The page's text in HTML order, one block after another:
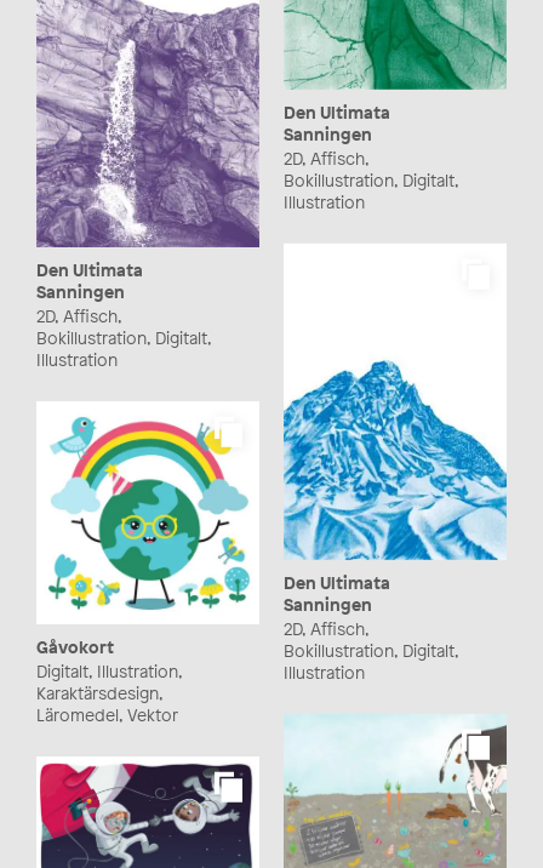
Den Ultimata
Sanningen
2D, Affisch,
Bokillustration, Digitalt,
Illustration
Den Ultimata
Sanningen
2D, Affisch,
Bokillustration, Digitalt,
Illustration
Den Ultimata
Sanningen
2D, Affisch,
Bokillustration, Digitalt,
Illustration
Gåvokort
Digitalt, Illustration,
Karaktärsdesign,
Läromedel, Vektor